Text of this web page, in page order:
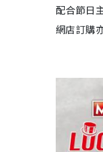
配合節日
網店訂購